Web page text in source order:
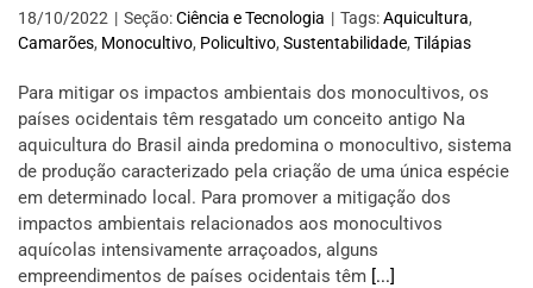
18/10/2022 | Seção:Ciência e Tecnologia | Tags:Aquicultura,
Camarões, Monocultivo, Policultivo, Sustentabilidade, Tilápias
Para mitigar os impactos ambientais dos monocultivos, os
países ocidentais têm resgatado um conceito antigo Na
aquicultura do Brasil ainda predomina o monocultivo, sistema
de produção caracterizado pela criação de uma única espécie
em determinado local. Para promover a mitigação dos
impactos ambientais relacionados aos monocultivos
aquícolas intensivamente arraçoados, alguns
empreendimentos de países ocidentais têm [...]